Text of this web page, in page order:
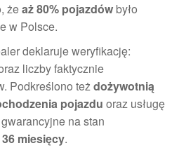
żeaż 80% pojazdów było
w Polsce.
deklaruje weryfikację:
liczby faktycznie
Podkreślono teżdożywotnią
pojazdu oraz usługę
na stan
36 miesięcy.